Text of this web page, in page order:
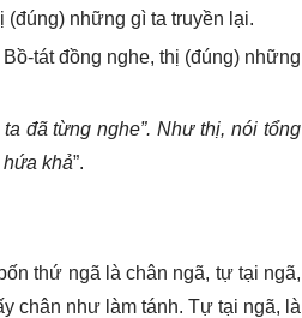
những gì ta truyền lại.
tát đồng nghe, thị (đúng) những
đã từng nghe”. Như thị, nói tổng
khả”.
thứ ngã là chân ngã, tự tại ngã,
chân như làm tánh. Tự tại ngã, là